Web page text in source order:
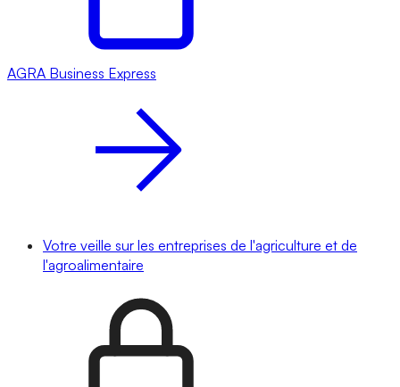
AGRA Business Express
Votre veille sur les entreprises de l'agriculture et de
l'agroalimentaire